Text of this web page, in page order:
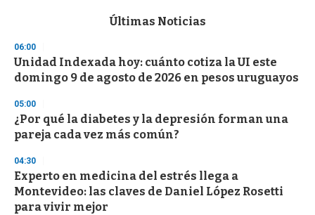
d
s
o
f
3
s
e
c
n
d
s
Últimas Noticias
06:00
Unidad Indexada hoy: cuánto cotiza la UI este
domingo 9 de agosto de 2026 en pesos uruguayos
05:00
¿Por qué la diabetes y la depresión forman una
pareja cada vez más común?
04:30
Experto en medicina del estrés llega a
Montevideo: las claves de Daniel López Rosetti
para vivir mejor